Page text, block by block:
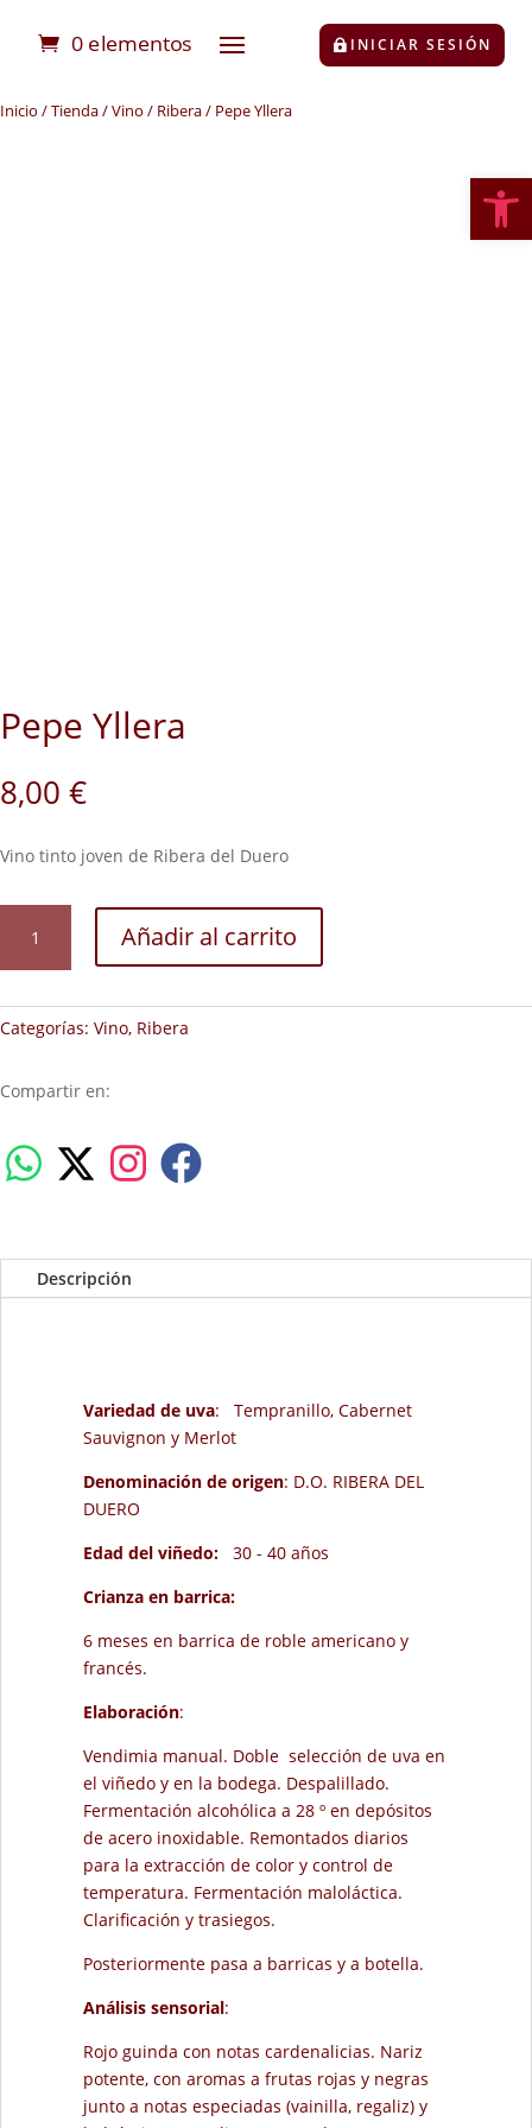
0 elementos INICIAR SESIÓN
Inicio /Tienda/Vino / Ribera/ Pepe Yllera
Pepe Yllera
8,00 €
Vino tinto joven de Ribera del Duero
Yllera
cantidad
Añadir al carrito
Categorías: Vino, Ribera
Compartir en:
Descripción
Variedad de uva: Tempranillo, Cabernet
Sauvignon y Merlot
Denominación de origen: D.O. RIBERA DEL
DUERO
Edad del viñedo:30 - 40 años
Crianza en barrica:
6 meses en barrica de roble americano y
francés.
Elaboración:
Vendimia manual. Doble selección de uva en
el viñedo y en la bodega. Despalillado.
Fermentación alcohólica a 28 º en depósitos
de acero inoxidable. Remontados diarios
para la extracción de color y control de
temperatura. Fermentación maloláctica.
Clarificación y trasiegos.
Posteriormente pasa a barricas y a botella.
Análisis sensorial:
Rojo guinda con notas cardenalicias. Nariz
potente, con aromas a frutas rojas y negras
junto a notas especiadas (vainilla, regaliz) y